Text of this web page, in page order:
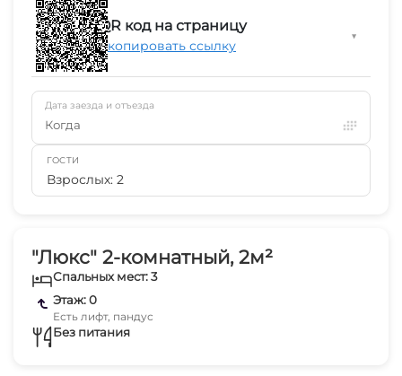
"Люкс" 2-комнатный, 2м²
Спальных мест: 3
Этаж: 0
Есть лифт, пандус
Без питания
QR код на страницу
Скопировать ссылку
▼
Дата заезда и отъезда
Когда
ГОСТИ
Взрослых: 2